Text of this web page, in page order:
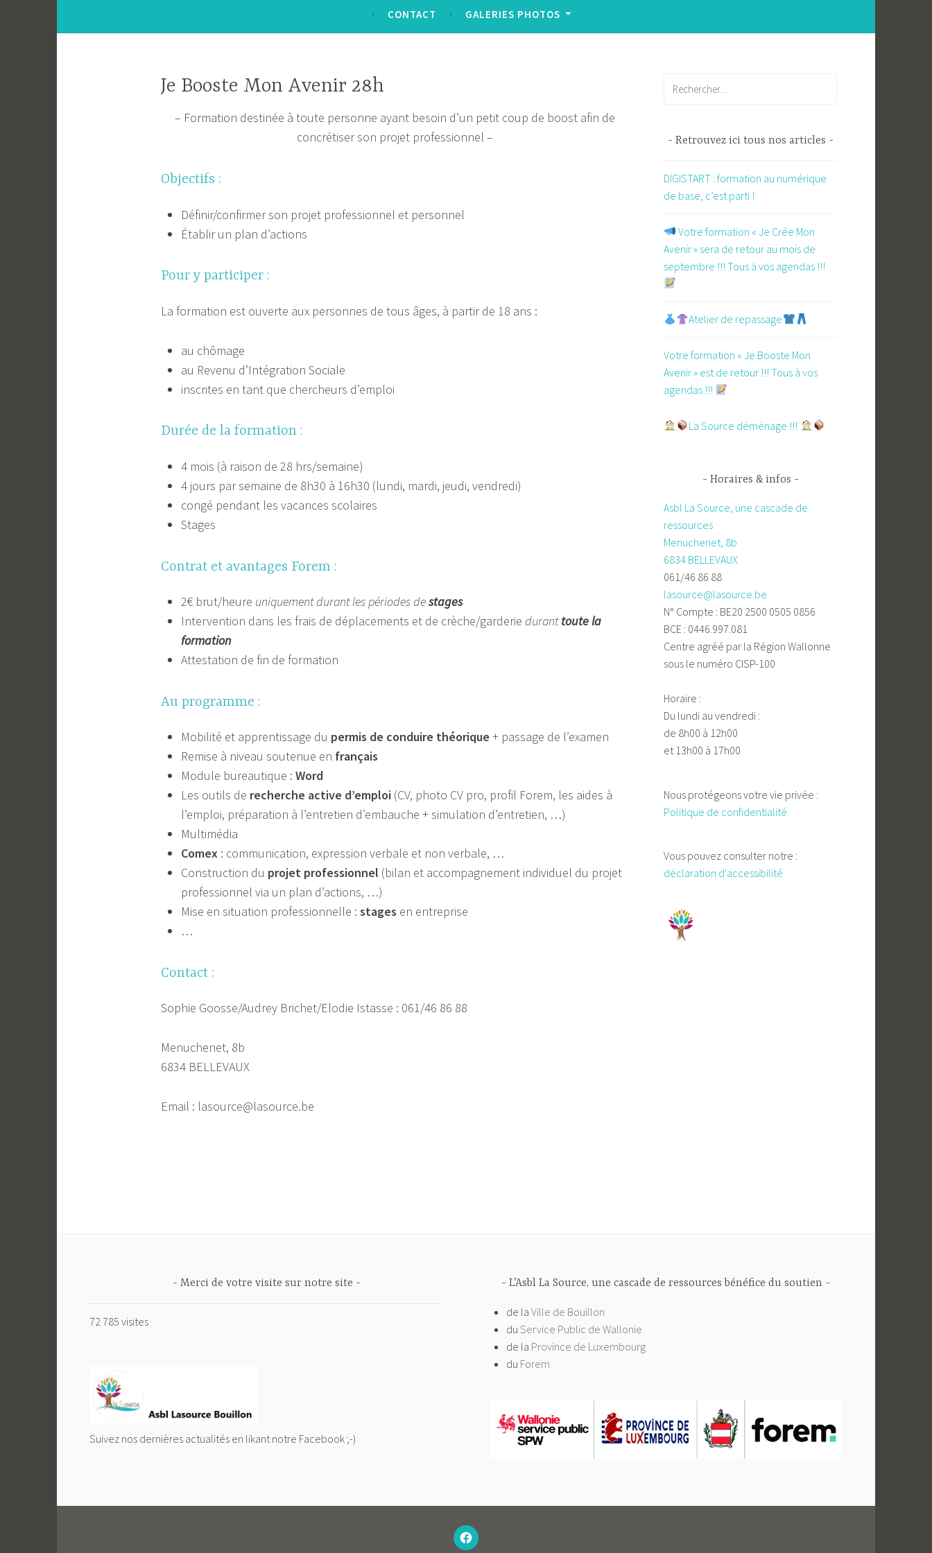
CONTACT GALERIES PHOTOS
Je Booste Mon Avenir 28h
– Formation destinée à toute personne ayant besoin d’un petit coup de boost afin de
concrétiser son projet professionnel –
Objectifs :
Définir/confirmer son projet professionnel et personnel
Établir un plan d’actions
Pour y participer :
La formation est ouverte aux personnes de tous âges, à partir de 18 ans :
au chômage
au Revenu d’Intégration Sociale
inscrites en tant que chercheurs d’emploi
Durée de la formation :
4 mois (à raison de 28 hrs/semaine)
4 jours par semaine de 8h30 à 16h30 (lundi, mardi, jeudi, vendredi)
congé pendant les vacances scolaires
Stages
Contrat et avantages Forem :
2€ brut/heure uniquement durant les périodes destages
Intervention dans les frais de déplacements et de crèche/garderie duranttoute la
formation
Attestation de fin de formation
Au programme :
Mobilité et apprentissage du permis de conduire théorique + passage de l’examen
Remise à niveau soutenue en français
Module bureautique : Word
Les outils de recherche active d’emploi(CV, photo CV pro, profil Forem, les aides à
l’emploi, préparation à l’entretien d’embauche + simulation d’entretien, …)
Multimédia
Comex: communication, expression verbale et non verbale, …
Construction du projet professionnel (bilan et accompagnement individuel du projet
professionnel via un plan d’actions, …)
Mise en situation professionnelle : stages en entreprise
…
Contact :
Sophie Goosse/Audrey Brichet/Elodie Istasse : 061/46 86 88
Menuchenet, 8b
6834 BELLEVAUX
Email : lasource@lasource.be
Retrouvez ici tous nos articles
DIGISTART : formation au numérique
de base, c’est parti !
​ Votre formation « Je Crée Mon
Avenir » sera de retour au mois de
septembre !!! Tous à vos agendas !!!
Atelier de repassage​
Votre formation « Je Booste Mon
Avenir » est de retour !!! Tous à vos
agendas !!!
​La Source déménage !!!
Horaires & infos
Asbl La Source, une cascade de
ressources
Menuchenet, 8b
6834 BELLEVAUX
061/46 86 88
lasource@lasource.be
N° Compte : BE20 2500 0505 0856
BCE : 0446.997.081
Centre agréé par la Région Wallonne
sous le numéro CISP-100
Horaire :
Du lundi au vendredi :
de 8h00 à 12h00
et 13h00 à 17h00
Nous protégeons votre vie privée :
Politique de confidentialité
Vous pouvez consulter notre :
déclaration d'accessibilité
Merci de votre visite sur notre site
72 785 visites
Suivez nos dernières actualités en likant notre Facebook ;-)
L’Asbl La Source, une cascade de ressources bénéfice du soutien
de laVille de Bouillon
duService Public de Wallonie
de la Province de Luxembourg
du Forem
–
N’HÉSITEZ
PAS